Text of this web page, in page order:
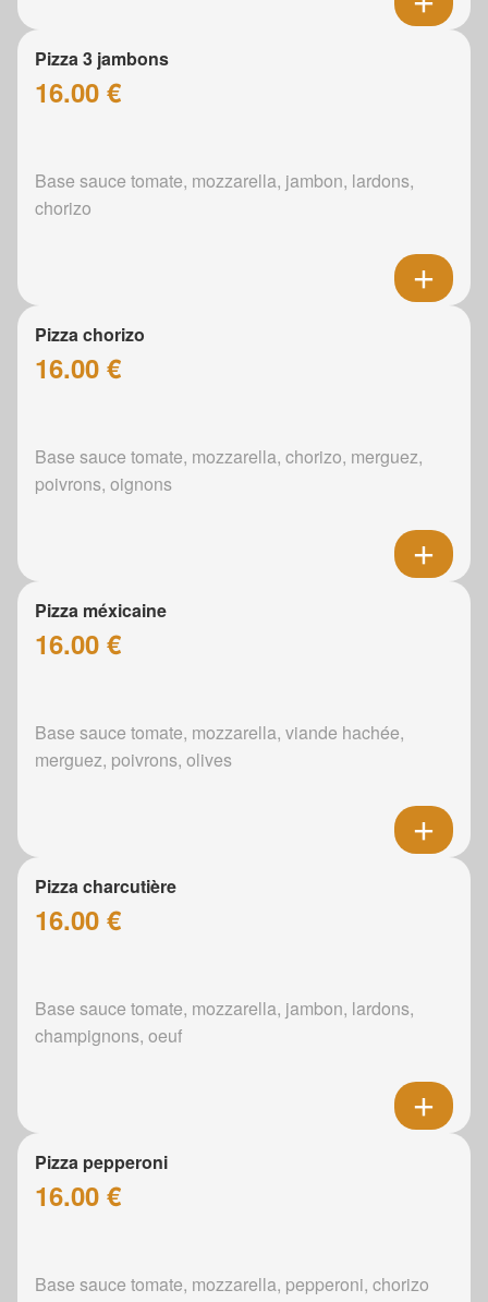
Pizza 3 jambons
16.00 €
Base sauce tomate, mozzarella, jambon, lardons,
chorizo
Pizza chorizo
16.00 €
Base sauce tomate, mozzarella, chorizo, merguez,
poivrons, oignons
Pizza méxicaine
16.00 €
Base sauce tomate, mozzarella, viande hachée,
merguez, poivrons, olives
Pizza charcutière
16.00 €
Base sauce tomate, mozzarella, jambon, lardons,
champignons, oeuf
Pizza pepperoni
16.00 €
Base sauce tomate, mozzarella, pepperoni, chorizo